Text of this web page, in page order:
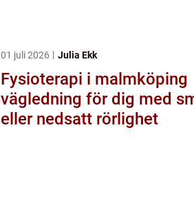
01 juli 2026 Julia Ekk
Fysioterapi i malmköping
vägledning för dig med
eller nedsatt rörlighet